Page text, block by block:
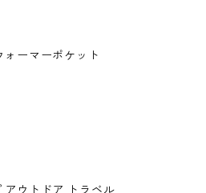
ーマーポケット
アウトドア トラベル